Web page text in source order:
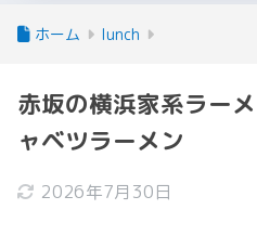
ホーム lunch
赤坂の横浜家系ラー
ャベツラーメン
2026年7月30日